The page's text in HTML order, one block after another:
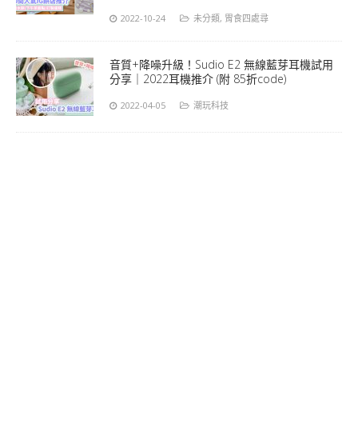
2022-10-24 未分類, 胃食四處尋
音質+降噪升級！Sudio E2 無線藍芽耳機試用
分享｜2022耳機推介 (附 85折code)
2022-04-05 潮玩科技